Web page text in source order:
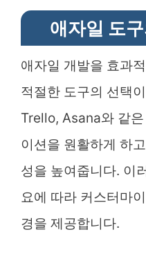
애자일 도
애자일 개발을 효과
적절한 도구의 선택
Trello, Asana와 같
이션을 원활하게 하
성을 높여줍니다. 이
요에 따라 커스터마
경을 제공합니다.